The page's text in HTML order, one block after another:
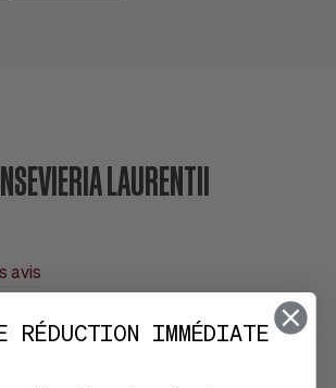
LAURENTII
avis
RÉDUCTION IMMÉDIATE